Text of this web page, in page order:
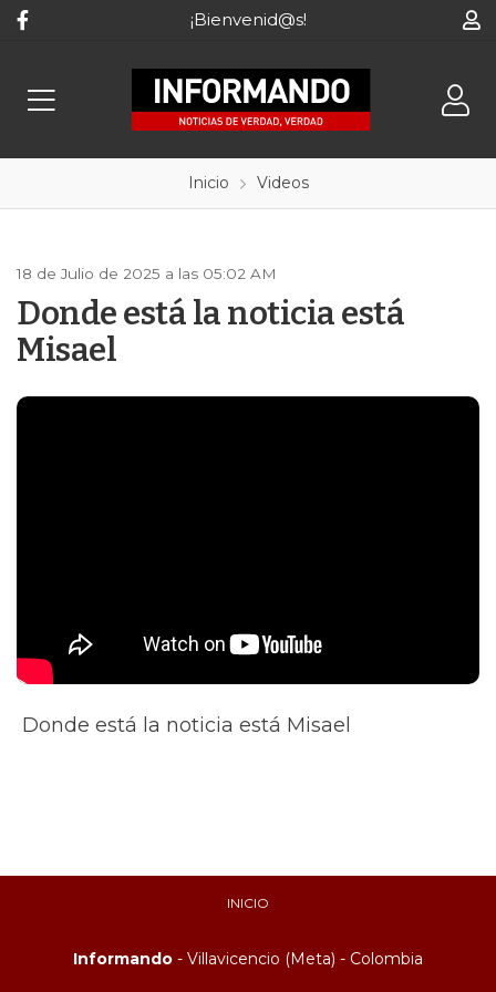
¡Bienvenid@s!
Inicio Videos
18 de Julio de 2025 a las 05:02 AM
Donde está la noticia está
Misael
Donde está la noticia está Misael
INICIO
Informando - Villavicencio (Meta) - Colombia